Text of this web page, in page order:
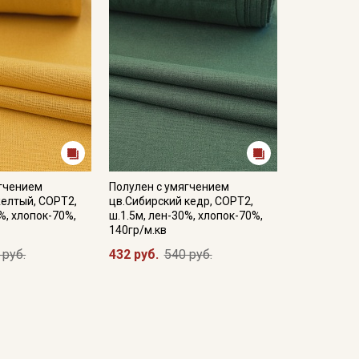
СОРТ2,
хлопок-70%,
Полулен с умягчением
цв.Сибирский кедр, СОРТ2,
ш.1.5м, лен-30%, хлопок-70%,
140гр/м.кв
432 руб. 540 руб.